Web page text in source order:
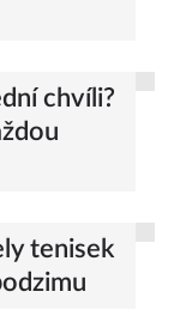
chvíli?
tenisek